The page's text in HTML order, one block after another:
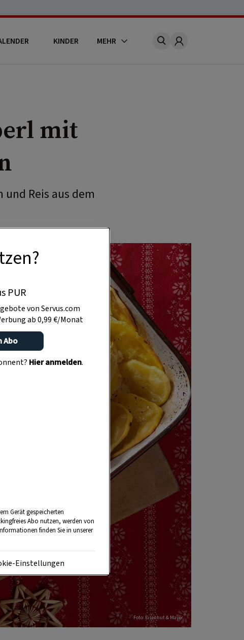
KINDER MEHR Account
mit
Reis aus dem
Foto: Eisenhut & Mayer
PUR
von Servus.com
ab 0,99 €/Monat
Abo
Hier anmelden.
Gerät gespeicherten
Abo nutzen, werden von
finden Sie in unserer
Einstellungen